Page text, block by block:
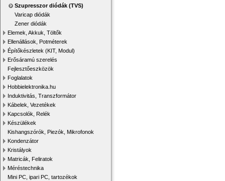
Szupresszor diódák (TVS)
Varicap diódák
Zener diódák
Elemek, Akkuk, Töltők
Ellenállások, Potméterek
Építőkészletek (KIT, Modul)
Erősáramú szerelés
Fejlesztőeszközök
Foglalatok
Hobbielektronika.hu
Induktivitás, Transzformátor
Kábelek, Vezetékek
Kapcsolók, Relék
Készülékek
Kishangszórók, Piezók, Mikrofonok
Kondenzátor
Kristályok
Matricák, Feliratok
Méréstechnika
Mini PC, ipari PC, tartozékok